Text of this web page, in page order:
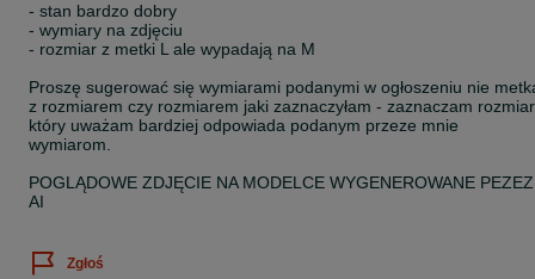
- stan bardzo dobry
- wymiary na zdjęciu
- rozmiar z metki L ale wypadają na M
Proszę sugerować się wymiarami podanymi w ogłoszeniu nie
z rozmiarem czy rozmiarem jaki zaznaczyłam - zaznaczam
który uważam bardziej odpowiada podanym przeze mnie
wymiarom.
POGLĄDOWE ZDJĘCIE NA MODELCE WYGENEROWANE PEZEZ
AI
Zgłoś